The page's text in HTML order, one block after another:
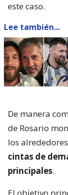
este caso.
Lee también...
De manera
de Rosario
los
cintas de
principales.